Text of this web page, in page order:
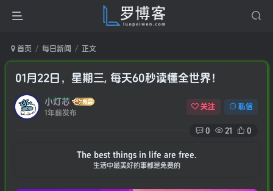
首页 每日新闻 正文
01月22日，星期三, 每天60秒读懂全世界！
小灯芯
1年前发布
关注 私信
0 21 0
The best things in life are free.
生活中最美好的事都是免费的